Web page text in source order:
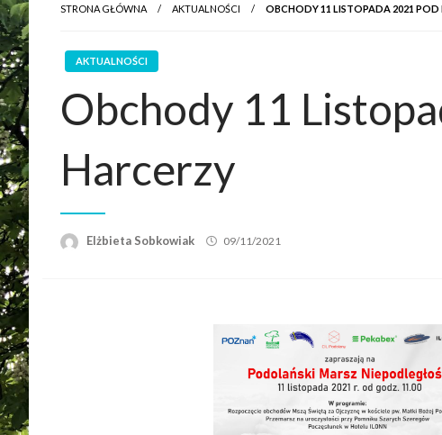
STRONA GŁÓWNA AKTUALNOŚCI OBCHODY 11 LISTOPADA 2021
AKTUALNOŚCI
Obchody 11
Harcerzy
Elżbieta Sobkowiak 09/11/2021